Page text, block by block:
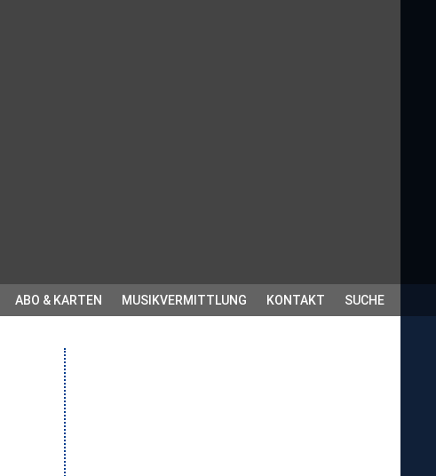
ABO & KARTEN MUSIKVERMITTLUNG KONTAKT SUCHE